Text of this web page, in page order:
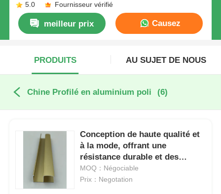
5.0
Fournisseur vérifié
meilleur prix Causez
PRODUITS
AU SUJET DE NOUS
Chine Profilé en aluminium poli (6)
Conception de haute qualité et
à la mode, offrant une
résistance durable et des
profilés en aluminium
multifonctionnels de la série
MOQ：Négociable
Prix：Negotation